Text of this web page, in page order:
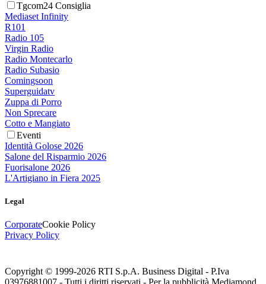
Tgcom24 Consiglia
Mediaset Infinity
R101
Radio 105
Virgin Radio
Radio Montecarlo
Radio Subasio
Comingsoon
Superguidatv
Zuppa di Porro
Non Sprecare
Cotto e Mangiato
Eventi
Identità Golose 2026
Salone del Risparmio 2026
Fuorisalone 2026
L'Artigiano in Fiera 2025
Legal
CorporateCookie Policy
Privacy Policy
Copyright © 1999-2026 RTI S.p.A. Business Digital - P.Iva